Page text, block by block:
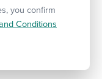
you confirm
Conditions